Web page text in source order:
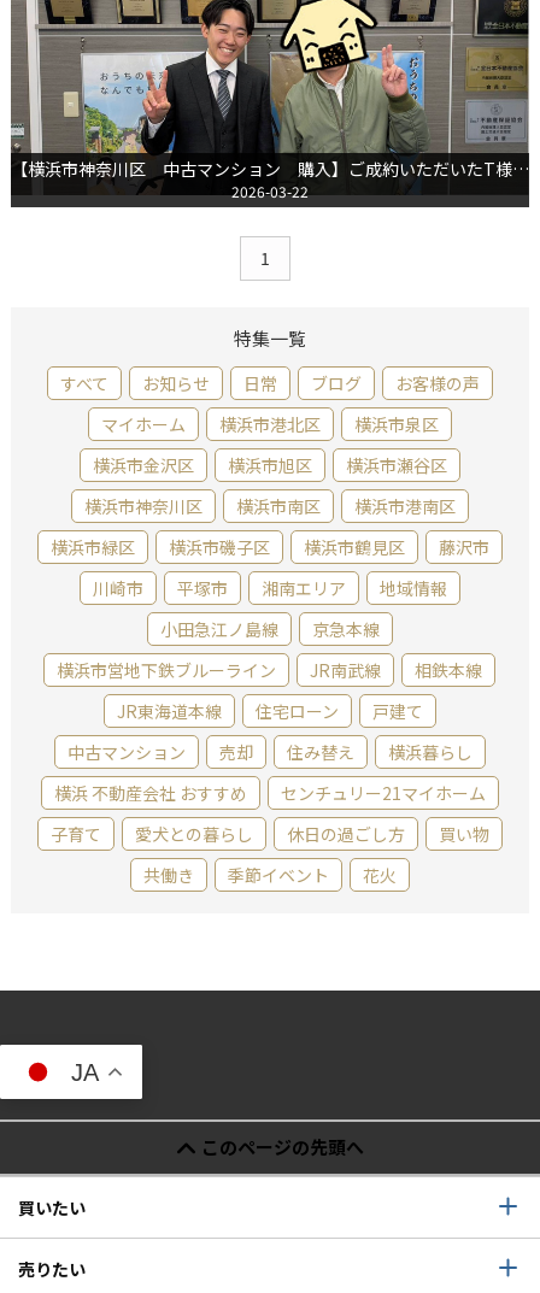
【横浜市神奈川区 中古マンション 購入】ご成約いただいたT様へのインタビュー
2026-03-22
1
特集一覧
すべて お知らせ 日常 ブログ
お客様の声
マイホーム
横浜市港北区
横浜市泉区
横浜市金沢区
横浜市旭区
横浜市瀬谷区
横浜市神奈川区
横浜市南区
横浜市港南区
横浜市緑区
横浜市磯子区 横浜市鶴見区
藤沢市
川崎市
平塚市 湘南エリア
地域情報
小田急江ノ島線
京急本線
横浜市営地下鉄ブルーライン
JR南武線
相鉄本線
JR東海道本線
住宅ローン
戸建て
中古マンション
売却 住み替え
横浜暮らし
横浜 不動産会社 おすすめ
センチュリー21マイホーム
子育て
愛犬との暮らし 休日の過ごし方
買い物
共働き
季節イベント 花火
JA
このページの先頭へ
買いたい
売りたい